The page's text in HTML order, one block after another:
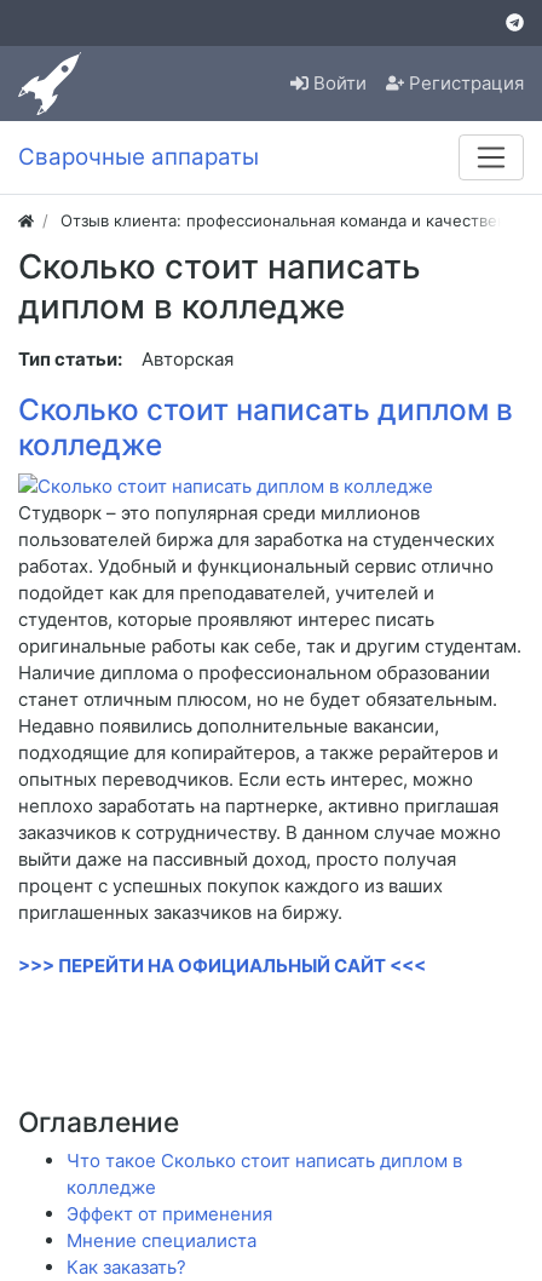
Войти Регистрация
Сварочные аппараты
Отзыв клиента: профессиональная команда и
Сколько стоит написать
диплом в колледже
Тип статьи: Авторская
Сколько стоит написать диплом в
колледже
Студворк – это популярная среди миллионов
пользователей биржа для заработка на студенческих
работах. Удобный и функциональный сервис отлично
подойдет как для преподавателей, учителей и
студентов, которые проявляют интерес писать
оригинальные работы как себе, так и другим студентам.
Наличие диплома о профессиональном образовании
станет отличным плюсом, но не будет обязательным.
Недавно появились дополнительные вакансии,
подходящие для копирайтеров, а также рерайтеров и
опытных переводчиков. Если есть интерес, можно
неплохо заработать на партнерке, активно приглашая
заказчиков к сотрудничеству. В данном случае можно
выйти даже на пассивный доход, просто получая
процент с успешных покупок каждого из ваших
приглашенных заказчиков на биржу.
>>> ПЕРЕЙТИ НА ОФИЦИАЛЬНЫЙ САЙТ <<<
Оглавление
Что такое Сколько стоит написать диплом в
колледже
Эффект от применения
Мнение специалиста
Как заказать?